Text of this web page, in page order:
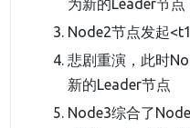
为新的Leader节点
Node2节点发起
悲剧重演，此时
新的Leader节点
Node3综合了